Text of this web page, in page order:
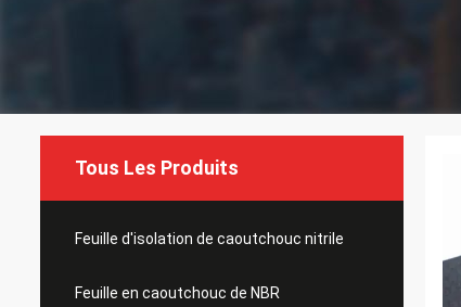
Tous Les Produits
Feuille d'isolation de caoutchouc nitrile
Feuille en caoutchouc de NBR